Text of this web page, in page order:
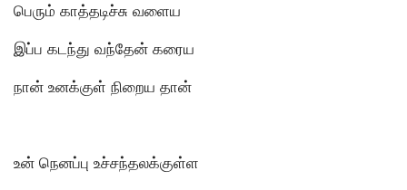
பெரும் காத்தடிச்சு வளைய
இப்ப கடந்து வந்தேன் கரைய
நான் உனக்குள் நிறைய தான்
உன் நெனப்பு உச்சந்தலக்குள்ள